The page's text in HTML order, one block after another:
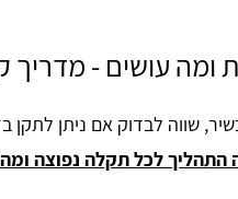
ומה עושים - מדריך
שווה לבדוק אם ניתן לתקן
התהליך לכל תקלה נפוצה